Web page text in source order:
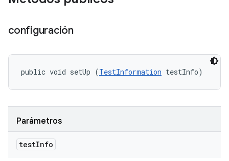
configuración
public void setUp (TestInformation testInfo)
Parámetros
testInfo